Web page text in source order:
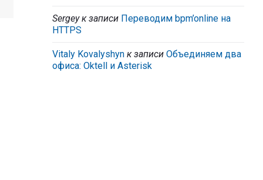
Sergeyк записи Переводим bpm’online на
HTTPS
Vitaly Kovalyshyn к записиОбъединяем два
офиса: Oktell и Asterisk